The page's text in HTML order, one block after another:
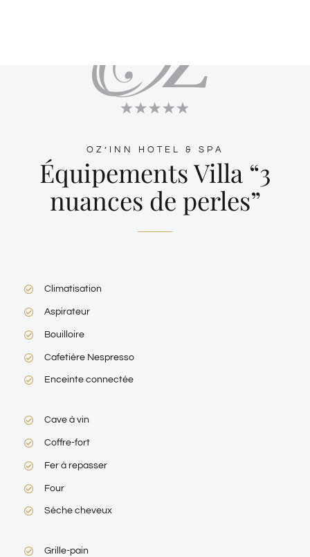
OZ’INN HOTEL & SPA
Équipements Villa “3
nuances de perles”
Climatisation
Aspirateur
Bouilloire
Cafetière Nespresso
Enceinte connectée
Cave à vin
Coffre-fort
Fer à repasser
Four
Sèche cheveux
Grille-pain